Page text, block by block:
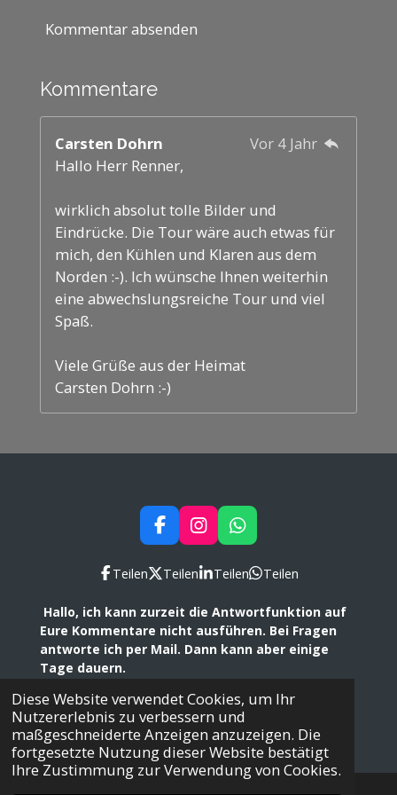
Diese Website verwendet Cookies, um Ihr
Nutzererlebnis zu verbessern und
maßgeschneiderte Anzeigen anzuzeigen. Die
fortgesetzte Nutzung dieser Website bestätigt
Ihre Zustimmung zur Verwendung von Cookies.
Kommentar absenden
Kommentare
Carsten Dohrn
Vor 4 Jahr
Hallo Herr Renner,
wirklich absolut tolle Bilder und
Eindrücke. Die Tour wäre auch etwas für
mich, den Kühlen und Klaren aus dem
Norden :-). Ich wünsche Ihnen weiterhin
eine abwechslungsreiche Tour und viel
Spaß.
Viele Grüße aus der Heimat
Carsten Dohrn :-)
F
a
c
e
o
o
k
I
n
s
t
a
g
r
a
m
W
h
a
t
A
p
p
Teilen Teilen Teilen Teilen
Hallo, ich kann zurzeit die Antwortfunktion auf
Eure Kommentare nicht ausführen. Bei Fragen
antworte ich per Mail. Dann kann aber einige
Tage dauern.
vorbehalten.
Mit Unterstützung vonWebador